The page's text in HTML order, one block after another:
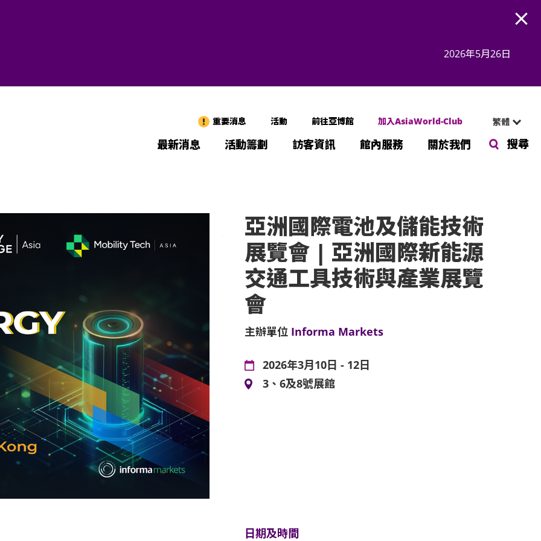
2026年5月26日
重要消息 活動 前往亞博館 加入AsiaWorld-Club 繁體
最新消息 活動籌劃 訪客資訊 館內服務 關於我們 搜尋
亞洲國際電池及儲能技術
展覽會 | 亞洲國際新能源
交通工具技術與產業展覽
會
主辦單位 Informa Markets
2026年3月10日 - 12日
3、6及8號展館
日期及時間